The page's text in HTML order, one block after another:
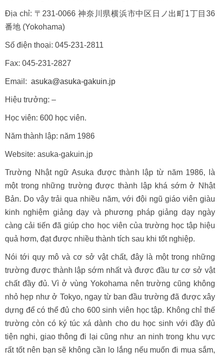
Địa chỉ: 〒231-0066 神奈川県横浜市中区日ノ出町1丁目36
番地 (Yokohama)
Số điện thoại: 045-231-2811
Fax: 045-231-2827
Email: asuka@asuka-gakuin.jp
Hiệu trưởng: –
Học viên: 600 học viên.
Năm thành lập: năm 1986
Website: asuka-gakuin.jp
Trường Nhật ngữ Asuka được thành lập từ năm 1986, là
một trong những trường được thành lập khá sớm ở Nhật
Bản. Do vậy trải qua nhiều năm, với đội ngũ giáo viên giàu
kinh nghiệm giảng dạy và phương pháp giảng dạy ngày
càng cải tiến đã giúp cho học viên của trường học tập hiệu
quả hơm, đạt được nhiều thành tích sau khi tốt nghiệp.
Nói tới quy mô và cơ sở vật chất, đây là một trong những
trường được thành lập sớm nhất và được đầu tư cơ sở vật
chất đầy đủ. Vì ở vùng Yokohama nên trường cũng không
nhỏ hẹp như ở Tokyo, ngay từ ban đầu trường đã được xây
dựng để có thể đủ cho 600 sinh viên học tập. Không chỉ thế
trường còn có ký túc xá dành cho du học sinh với đầy đủ
tiện nghi, giao thông đi lại cũng như an ninh trong khu vực
rất tốt nên bạn sẽ không cần lo lắng nếu muốn đi mua sắm,